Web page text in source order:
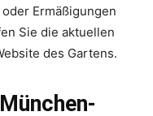
Ermäßigungen
Sie die aktuellen
des Gartens.